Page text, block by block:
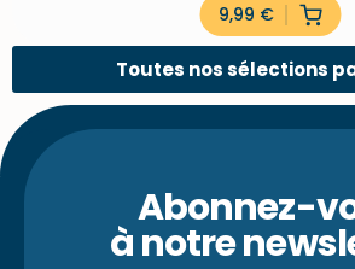
9,99 €
Toutes nos sélections
Abonnez-
à notre